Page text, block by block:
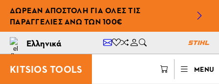
ΔΩΡΕΆΝ ΑΠΟΣΤΟΛΉ ΓΙΑ ΌΛΕΣ ΤΙΣ
ΠΑΡΑΓΓΕΛΊΕΣ ΆΝΩ ΤΩΝ 100€
Ελληνικά
KITSIOS TOOLS MENU